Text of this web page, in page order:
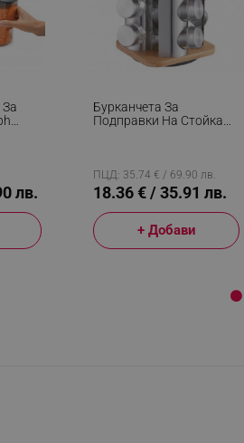
лв.
Бурканчета За
Подправки На Стойка
ПЦД: 35.74 € / 69.90 лв.
18.36 € / 35.91 лв.
+ Добави